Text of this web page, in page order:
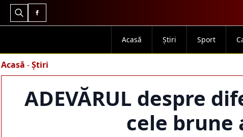
Search
Acasă Știri Sport
Acasă -Știri
ADEVĂRUL despre
cele brune